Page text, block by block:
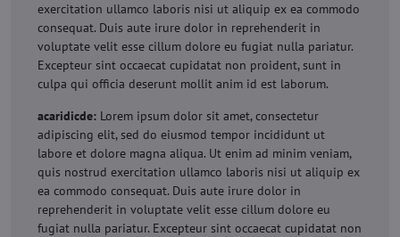
exercitation ullamco laboris nisi ut aliquip ex ea commodo
consequat. Duis aute irure dolor in reprehenderit in
voluptate velit esse cillum dolore eu fugiat nulla pariatur.
Excepteur sint occaecat cupidatat non proident, sunt in
culpa qui officia deserunt mollit anim id est laborum.
acaridicde: Lorem ipsum dolor sit amet, consectetur
adipiscing elit, sed do eiusmod tempor incididunt ut
labore et dolore magna aliqua. Ut enim ad minim veniam,
quis nostrud exercitation ullamco laboris nisi ut aliquip ex
ea commodo consequat. Duis aute irure dolor in
reprehenderit in voluptate velit esse cillum dolore eu
fugiat nulla pariatur. Excepteur sint occaecat cupidatat non